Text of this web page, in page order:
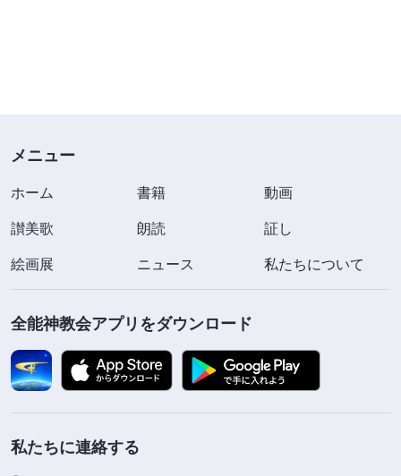
父、そして子が、神は三位一体だと証ししたことは
堕落した人類と宗教界が三位一体という馬鹿げた理
論をでっち上げたのです。三位一体の考えがまった
く成立せず、人の観念と想像に過ぎないのは明らか
です。それは二千年にわたる宗教界最大の誤謬で、
無数の人を惑わし、傷つけました。
ここで疑問に思うかもしれません。主イエスは
「愛する子」だと聖霊が証ししたのはなぜか？ 主
イエスが祈りの中で天なる神を「父」と呼んだのは
なぜか？ それはどういった意味なのか？ この疑
メニュー
ホーム 書籍
動画
讃美歌
朗読
証し
絵画展
ニュース 私たちについて
全能神教会アプリをダウンロード
私たちに連絡する